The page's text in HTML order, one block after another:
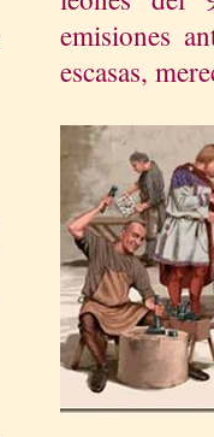
emisiones
escasas,